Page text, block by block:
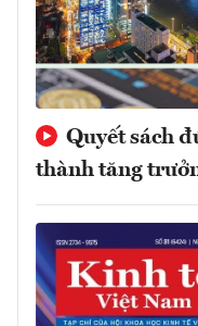
Quyết sách
thành tăng